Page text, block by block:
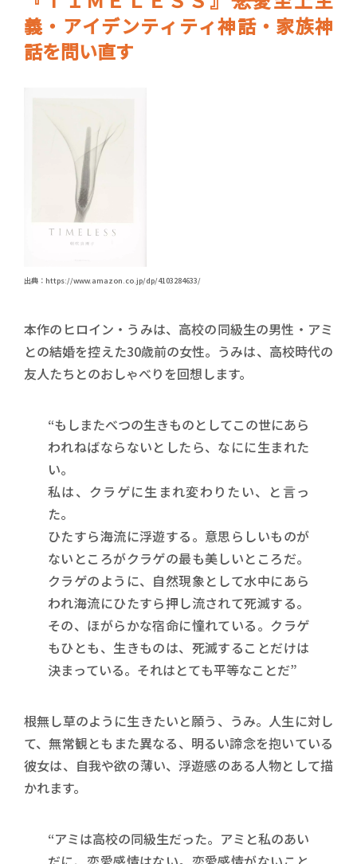
義・アイデンティティ神話・家族神
話を問い直す
出典：https://www.amazon.co.jp/dp/4103284633/
本作のヒロイン・うみは、高校の同級生の男性・アミ
との結婚を控えた30歳前の女性。うみは、高校時代の
友人たちとのおしゃべりを回想します。
“もしまたべつの生きものとしてこの世にあら
われねばならないとしたら、なにに生まれた
い。
私は、クラゲに生まれ変わりたい、と言っ
た。
ひたすら海流に浮遊する。意思らしいものが
ないところがクラゲの最も美しいところだ。
クラゲのように、自然現象として水中にあら
われ海流にひたすら押し流されて死滅する。
その、ほがらかな宿命に憧れている。クラゲ
もひとも、生きものは、死滅することだけは
決まっている。それはとても平等なことだ”
根無し草のように生きたいと願う、うみ。人生に対し
て、無常観ともまた異なる、明るい諦念を抱いている
彼女は、自我や欲の薄い、浮遊感のある人物として描
かれます。
“アミは高校の同級生だった。アミと私のあい